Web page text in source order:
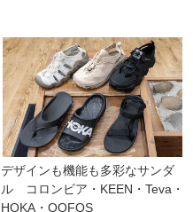
デザインも機能も多彩なサンダ
ル　コロンビア・KEEN・Teva・
HOKA・OOFOS